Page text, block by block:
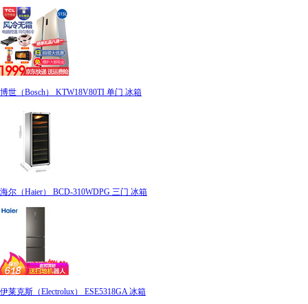
博世（Bosch） KTW18V80TI 单门 冰箱
海尔（Haier） BCD-310WDPG 三门 冰箱
伊莱克斯（Electrolux） ESE5318GA 冰箱